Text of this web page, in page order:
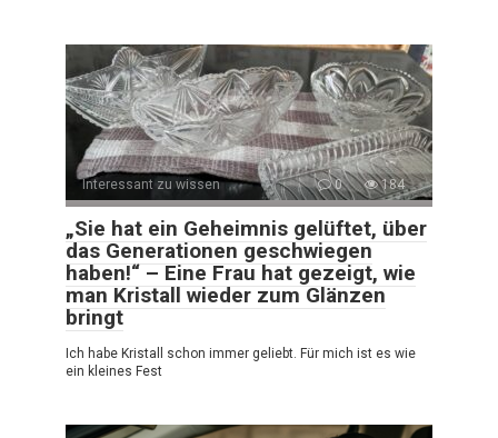
Interessant zu wissen 0 184
„Sie hat ein Geheimnis gelüftet, über
das Generationen geschwiegen
haben!“ – Eine Frau hat gezeigt, wie
man Kristall wieder zum Glänzen
bringt
Ich habe Kristall schon immer geliebt. Für mich ist es wie
ein kleines Fest